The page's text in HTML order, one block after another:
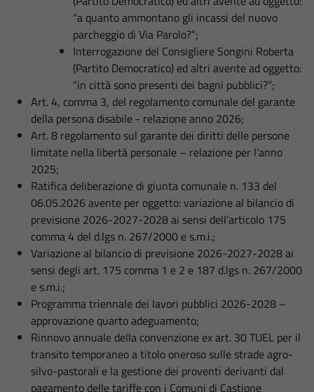
“a quanto ammontano gli incassi del nuovo
parcheggio di Via Parolo?”;
Interrogazione del Consigliere Songini Roberta
(Partito Democratico) ed altri avente ad oggetto:
“in città sono presenti dei bagni pubblici?”;
Art. 4, comma 3, del regolamento comunale del garante
della persona disabile - relazione anno 2026;
Art. 8 regolamento sul garante dei diritti delle persone
limitate nella libertà personale – relazione per l’anno
2025;
Ratifica deliberazione di giunta comunale n. 133 del
06.05.2026 avente per oggetto: variazione al bilancio di
previsione 2026-2027-2028 ai sensi dell’articolo 175
comma 4 del d.lgs n. 267/2000 e s.m.i.;
Variazione al bilancio di previsione 2026-2027-2028 ai
sensi degli art. 175 comma 1 e 2 e 187 d.lgs n. 267/2000
e s.m.i.;
Programma triennale dei lavori pubblici 2026-2028 –
approvazione quarto adeguamento;
Rinnovo annuale della convenzione ex art. 30 TUEL per il
transito temporaneo a titolo oneroso sulle strade agro-
silvo-pastorali e la gestione dei proventi derivanti dal
pagamento delle tariffe con i Comuni di Castione